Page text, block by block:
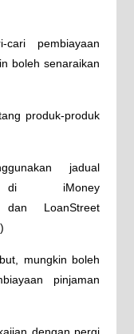
pembiayaan
boleh senaraikan
produk-produk
jadual
di iMoney
LoanStreet
)
mungkin boleh
pinjaman